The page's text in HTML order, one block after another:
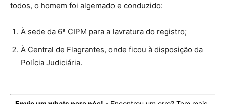
todos, o homem foi algemado e conduzido:
À sede da 6ª CIPM para a lavratura do registro;
À Central de Flagrantes, onde ficou à disposição da
Polícia Judiciária.